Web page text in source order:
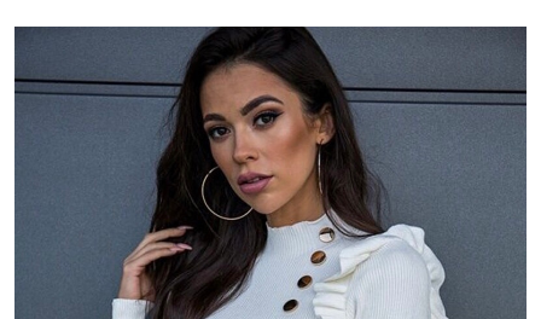
TODA LA ROPA
ROPA DEPORTIVA